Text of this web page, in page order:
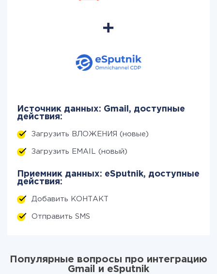
Источник данных: Gmail, доступные
действия:
Загрузить ВЛОЖЕНИЯ (новые)
Загрузить EMAIL (новый)
Приемник данных: eSputnik, доступные
действия:
Добавить КОНТАКТ
Отправить SMS
Популярные вопросы про интеграцию
Gmail и eSputnik